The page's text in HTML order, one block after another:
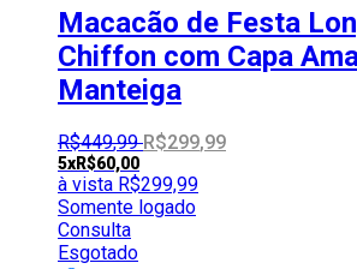
Macacão de Festa
Chiffon com Capa
Manteiga
R$449,99 R$299,99
5xR$60,00
à vista R$299,99
Somente logado
Consulta
Esgotado